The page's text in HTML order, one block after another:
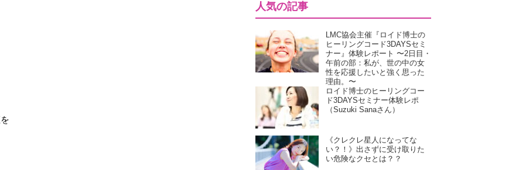
人気の記事
LMC協会主催『ロイド博士の
ヒーリングコード3DAYSセミ
ナー』体験レポート 〜2日目・
午前の部：私が、世の中の女
性を応援したいと強く思った
理由。〜
ロイド博士のヒーリングコー
ド3DAYSセミナー体験レポ
（Suzuki Sanaさん）
《クレクレ星人になってな
い？！》出さずに受け取りた
い危険なクセとは？？